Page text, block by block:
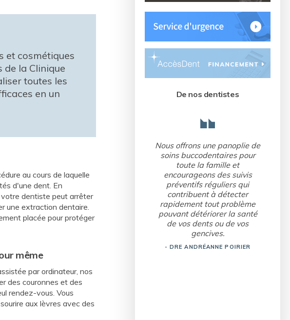
et cosmétiques
de la Clinique
toutes les
en un
au cours de laquelle
d'une dent. En
dentiste peut arrêter
une extraction dentaire.
placée pour protéger
même
par ordinateur, nos
des couronnes et des
rendez-vous. Vous
aux lèvres avec des
De nos dentistes
Nous offrons une panoplie de
soins buccodentaires pour
toute la famille et
encourageons des suivis
préventifs réguliers qui
contribuent à détecter
rapidement tout problème
pouvant détériorer la santé
de vos dents ou de vos
gencives.
- DRE ANDRÉANNE POIRIER